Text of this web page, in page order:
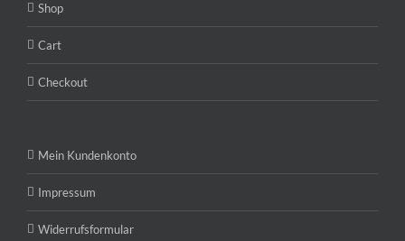
Shop
Cart
Checkout
Mein Kundenkonto
Impressum
Widerrufsformular